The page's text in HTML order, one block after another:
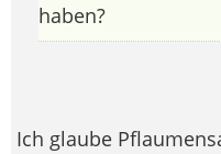
haben?
Ich glaube